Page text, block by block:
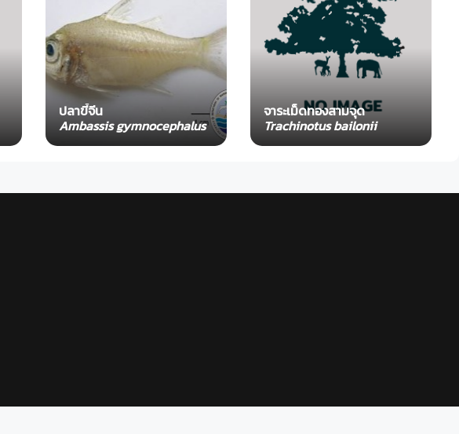
ปลาขี้จีน
Ambassis gymnocephalus
จาระเม็ดทองสามจุด
Trachinotus bailonii